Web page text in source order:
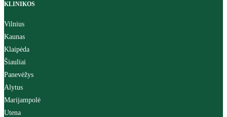
KLINIKOS
Vilnius
Kaunas
Klaipėda
Šiauliai
Panevėžys
Alytus
Marijampolė
Utena